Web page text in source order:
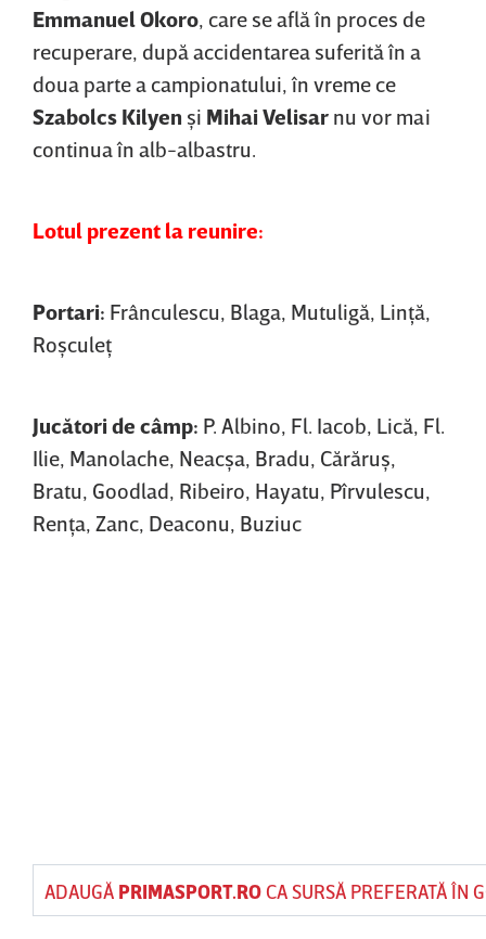
Emmanuel Okoro , care se află în proces de
recuperare, după accidentarea suferită în a
doua parte a campionatului, în vreme ce
Szabolcs Kilyen şi MihaiVelisar nu vor mai
continua în alb-albastru.
Lotul prezent la reunire:
Portari: Frânculescu, Blaga, Mutuligă, Linţă,
Roşculeţ
Jucători de câmp: P. Albino, Fl. Iacob, Lică, Fl.
Ilie, Manolache, Neacşa, Bradu, Cărăruş,
Bratu, Goodlad, Ribeiro, Hayatu, Pîrvulescu,
Renţa, Zanc, Deaconu, Buziuc
ADAUGĂ PRIMASPORT.ROCA SURSĂ PREFERATĂ ÎN